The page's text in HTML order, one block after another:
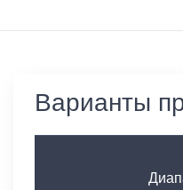
Варианты